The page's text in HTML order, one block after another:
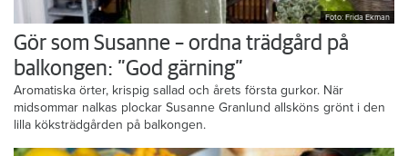
Foto: Frida Ekman
Gör som Susanne – ordna trädgård på
balkongen: ”God gärning”
Aromatiska örter, krispig sallad och årets första gurkor. När
midsommar nalkas plockar Susanne Granlund allsköns grönt i den
lilla köksträdgården på balkongen.